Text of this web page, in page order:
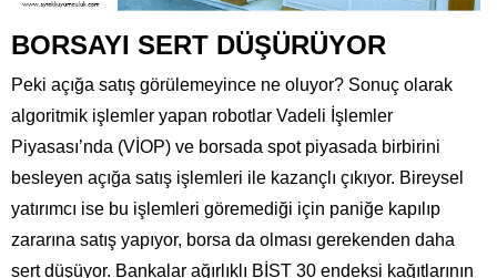
BORSAYI SERT DÜŞÜRÜYOR
Peki açığa satış görülemeyince ne oluyor? Sonuç olarak
algoritmik işlemler yapan robotlar Vadeli İşlemler
Piyasası’nda (VİOP) ve borsada spot piyasada birbirini
besleyen açığa satış işlemleri ile kazançlı çıkıyor. Bireysel
yatırımcı ise bu işlemleri göremediği için paniğe kapılıp
zararına satış yapıyor, borsa da olması gerekenden daha
sert düşüyor. Bankalar ağırlıklı BİST 30 endeksi kağıtlarının